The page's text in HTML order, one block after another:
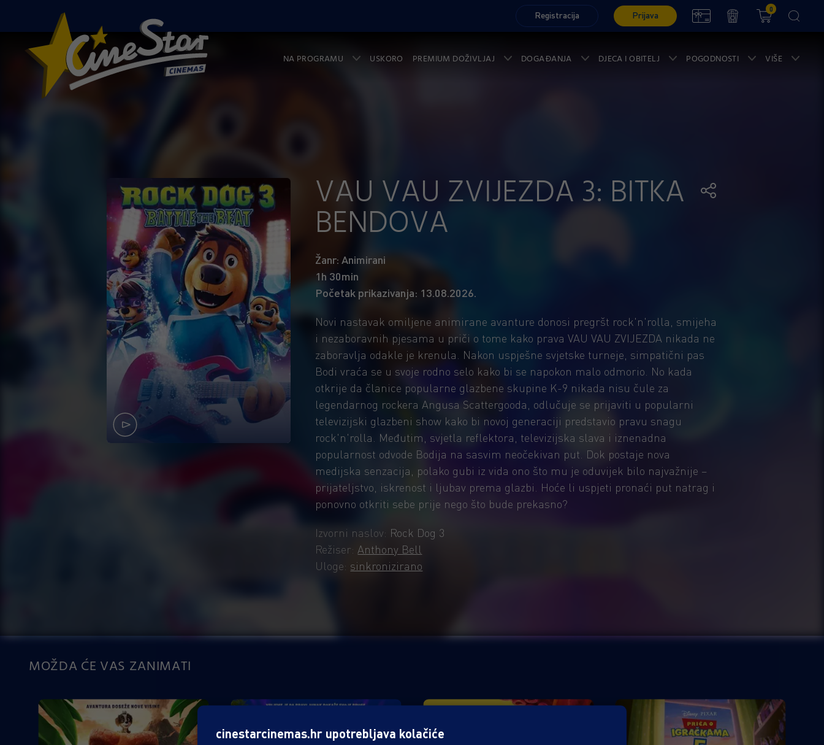
Registracija Prijava
0
NA PROGRAMU USKORO PREMIUM DOŽIVLJAJ DOGAĐANJA DJECA I OBITELJ POGODNOSTI VIŠE
VAU VAU ZVIJEZDA 3: BITKA
BENDOVA
Žanr: Animirani
1h 30min
Početak prikazivanja: 13.08.2026.
Novi nastavak omiljene animirane avanture donosi pregršt rock'n'rolla, smijeha
i nezaboravnih pjesama u priči o tome kako prava VAU VAU ZVIJEZDA nikada ne
zaboravlja odakle je krenula. Nakon uspješne svjetske turneje, simpatični pas
Bodi vraća se u svoje rodno selo kako bi se napokon malo odmorio. No kada
otkrije da članice popularne glazbene skupine K-9 nikada nisu čule za
legendarnog rockera Angusa Scattergooda, odlučuje se prijaviti u popularni
televizijski glazbeni show kako bi novoj generaciji predstavio pravu snagu
rock'n'rolla. Međutim, svjetla reflektora, televizijska slava i iznenadna
popularnost odvode Bodija na sasvim neočekivan put. Dok postaje nova
medijska senzacija, polako gubi iz vida ono što mu je oduvijek bilo najvažnije –
prijateljstvo, iskrenost i ljubav prema glazbi. Hoće li uspjeti pronaći put natrag i
ponovno otkriti sebe prije nego što bude prekasno?
Izvorni naslov: Rock Dog 3
Režiser: Anthony Bell
Uloge: sinkronizirano
MOŽDA ĆE VAS ZANIMATI
cinestarcinemas.hr upotrebljava kolačiće